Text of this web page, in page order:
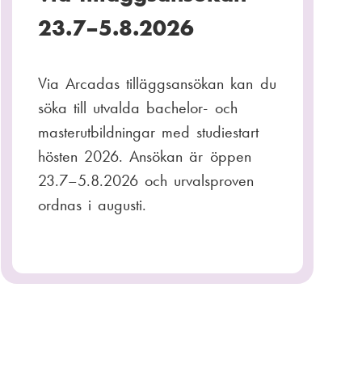
23.7–5.8.2026
Via Arcadas tilläggsansökan kan du
söka till utvalda bachelor- och
masterutbildningar med studiestart
hösten 2026. Ansökan är öppen
23.7–5.8.2026 och urvalsproven
ordnas i augusti.